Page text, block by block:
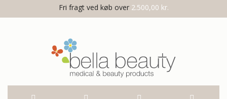
Fri fragt ved køb over 2.500,00 kr.